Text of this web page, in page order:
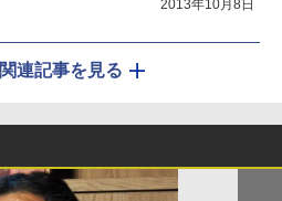
2013年10月8日
連記事を見る